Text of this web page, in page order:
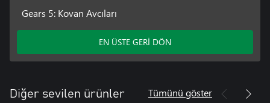
Gears 5: Kovan Avcıları
EN ÜSTE GERİ DÖN
Diğer sevilen ürünler Tümünü göster